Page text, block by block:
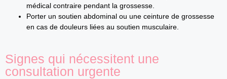
médical contraire pendant la grossesse.
Porter un soutien abdominal ou une ceinture de grossesse
en cas de douleurs liées au soutien musculaire.
Signes qui nécessitent une
consultation urgente